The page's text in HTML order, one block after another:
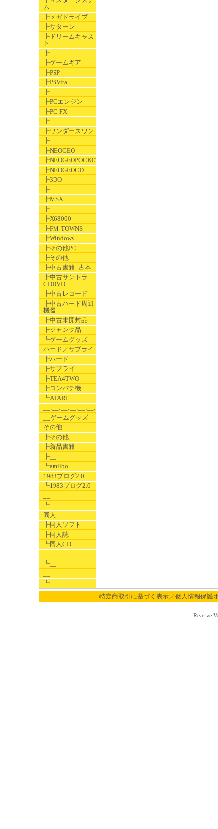
ム
┣メガドライブ
┣サターン
┣ドリームキャス
ト
┣
┣ゲームギア
┣PSP
┣PSVita
┣
┣PCエンジン
┣PC-FX
┣
┣ワンダースワン
┣
┣NEOGEO
┣NEOGEOPOCKET
┣NEOGEOCD
┣3DO
┣
┣MSX
┣
┣X68000
┣FM-TOWNS
┣Windows
┣その他PC
┣その他
┣中古書籍_古本
┣中古サントラ
CDDVD
┣中古レコード
┣中古ハード周辺
機器
┣中古未開封品
┣ジャンク品
┗ゲームグッズ
ハード／サプライ
┣ハード
┣サプライ
┣TEA4TWO
┣コンパチ機
┗ATARI
__:__:__:__:__:__:__
__ゲームグッズ
その他
┣その他
┣新品書籍
┣__
┗amiibo
1983ブログ2.0
┗1983ブログ2.0
┗__
同人
┣同人ソフト
┣同人誌
┗同人CD
┗__
┗__
特定商取引に基づく表示／個人情報保護
Reserve